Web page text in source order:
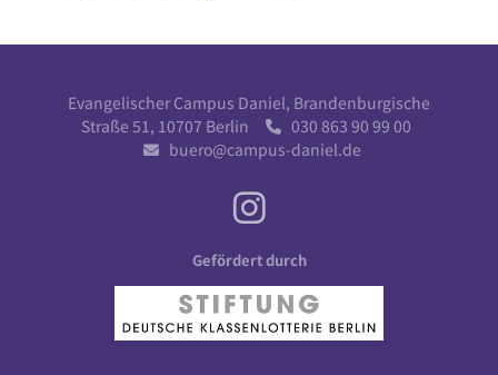
Evangelischer Campus Daniel, Brandenburgische
Straße 51, 10707 Berlin
030 863 90 99 00
 buero@campus-daniel.de
Gefördert durch